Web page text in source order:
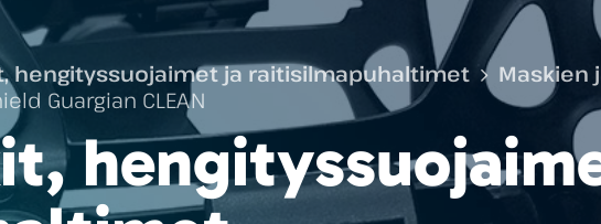
hengityssuojaimet ja raitisilmapuhaltimet
Maskien
Guargian CLEAN